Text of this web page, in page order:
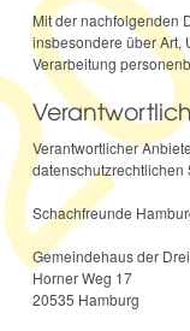
Mit der nachfolgenden
insbesondere über Art,
Verarbeitung
Verantwortlicher
datenschutzrechtlichen
Schachfreunde
Gemeindehaus der
Horner Weg 17
20535 Hamburg